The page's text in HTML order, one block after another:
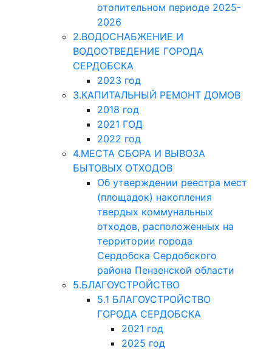
отопительном периоде 2025-
2026
2.ВОДОСНАБЖЕНИЕ И
ВОДООТВЕДЕНИЕ ГОРОДА
СЕРДОБСКА
2023 год
3.КАПИТАЛЬНЫЙ РЕМОНТ ДОМОВ
2018 год
2021 ГОД
2022 год
4.МЕСТА СБОРА И ВЫВОЗА
БЫТОВЫХ ОТХОДОВ
Об утверждении реестра мест
(площадок) накопления
твердых коммунальных
отходов, расположенных на
территории города
Сердобска Сердобского
района Пензенской области
5.БЛАГОУСТРОЙСТВО
5.1 БЛАГОУСТРОЙСТВО
ГОРОДА СЕРДОБСКА
2021 год
2025 год